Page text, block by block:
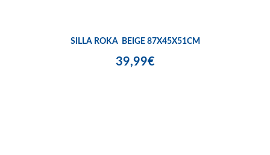
SILLA ROKA BEIGE 87X45X51CM
39,99€